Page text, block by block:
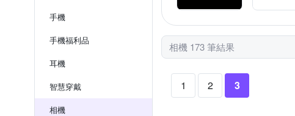
手機
手機福利品
耳機
智慧穿戴
相機
相機 173 筆結果
1 2 3